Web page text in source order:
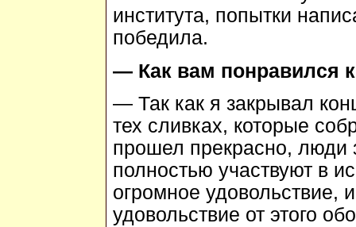
института, попытки
победила.
— Как вам понравился
— Так как я закрывал
тех сливках, которые
прошел прекрасно, люди
полностью участвуют в
огромное удовольствие,
удовольствие от этого